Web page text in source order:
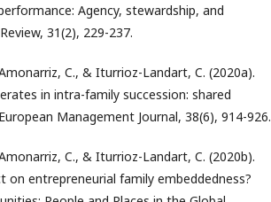
Agency, stewardship, and
31(2), 229-237.
C., & Iturrioz-Landart, C. (2020a).
in intra-family succession: shared
Management Journal, 38(6), 914-926.
C., & Iturrioz-Landart, C. (2020b).
entrepreneurial family embeddedness?